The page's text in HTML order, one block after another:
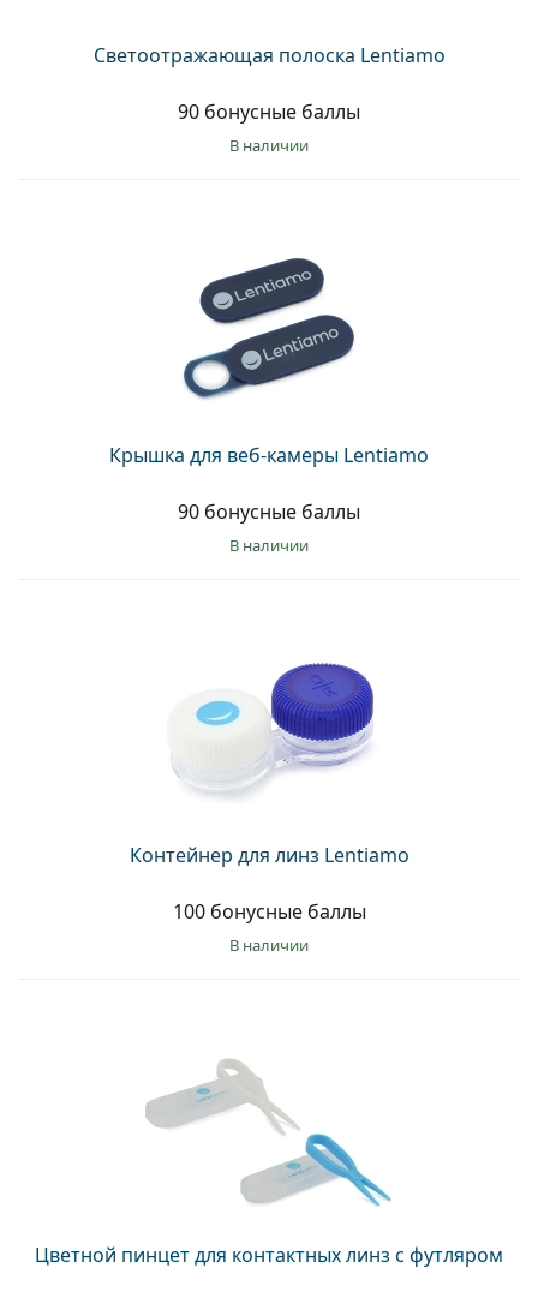
Светоотражающая полоска Lentiamo
90 бонусные баллы
в наличии
Крышка для веб-камеры Lentiamo
90 бонусные баллы
в наличии
Контейнер для линз Lentiamo
100 бонусные баллы
в наличии
Цветной пинцет для контактных линз с футляром